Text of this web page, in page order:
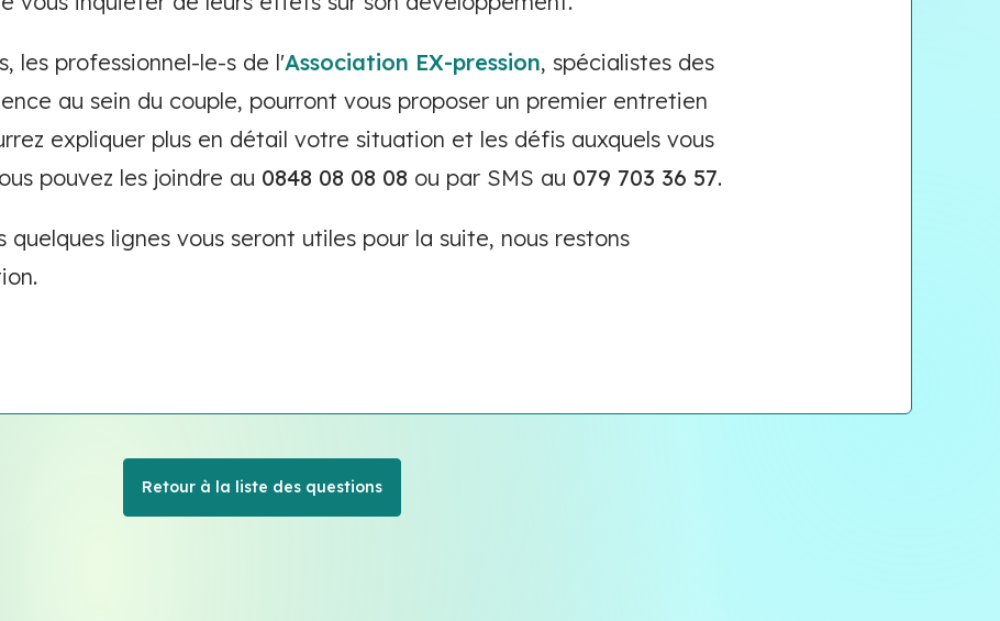
les professionnel-le-s de l'Association EX-pression, spécialistes des
au sein du couple, pourront vous proposer un premier entretien
expliquer plus en détail votre situation et les défis auxquels vous
pouvez les joindre au 0848 08 08 08 ou par SMS au 079 703 36 57.
quelques lignes vous seront utiles pour la suite, nous restons
Retour à la liste des questions